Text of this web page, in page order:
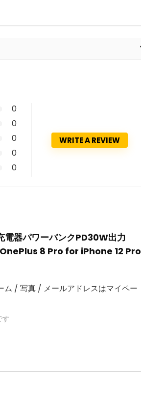
0
0
0
0
0
WRITE A REVIEW
器パワーバンクPD30W出力
8 Pro for iPhone 12 Pro
ム / 写真 / メールアドレスはマイペー
す